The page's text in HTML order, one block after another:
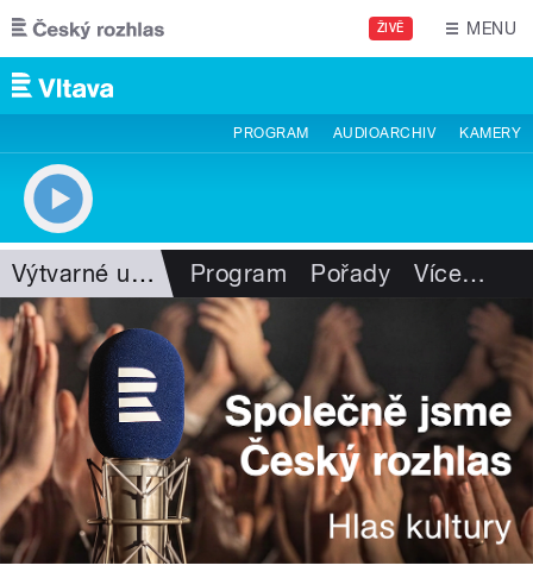
Přejít k hlavnímu obsahu
ŽIVĚ MENU
PROGRAM AUDIOARCHIV KAMERY
Výtvarné umění Program Pořady Více…